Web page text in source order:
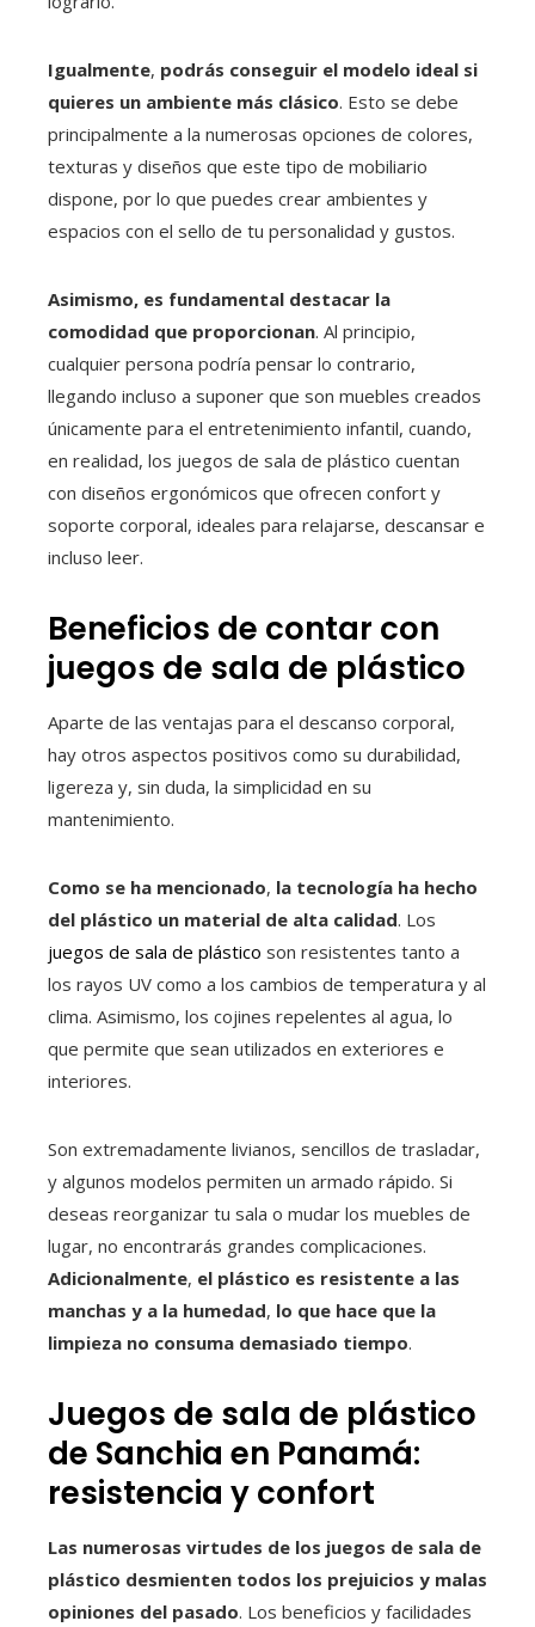
Igualmente, podrás conseguir el modelo ideal si
quieres un ambiente más clásico. Esto se debe
principalmente a la numerosas opciones de colores,
texturas y diseños que este tipo de mobiliario
dispone, por lo que puedes crear ambientes y
espacios con el sello de tu personalidad y gustos.
Asimismo, es fundamental destacar la
comodidad que proporcionan. Al principio,
cualquier persona podría pensar lo contrario,
llegando incluso a suponer que son muebles creados
únicamente para el entretenimiento infantil, cuando,
en realidad, los juegos de sala de plástico cuentan
con diseños ergonómicos que ofrecen confort y
soporte corporal, ideales para relajarse, descansar e
incluso leer.
Beneficios de contar con
juegos de sala de plástico
Aparte de las ventajas para el descanso corporal,
hay otros aspectos positivos como su durabilidad,
ligereza y, sin duda, la simplicidad en su
mantenimiento.
Como se ha mencionado, la tecnología ha hecho
del plástico un material de alta calidad. Los
juegos de sala de plástico son resistentes tanto a
los rayos UV como a los cambios de temperatura y al
clima. Asimismo, los cojines repelentes al agua, lo
que permite que sean utilizados en exteriores e
interiores.
Son extremadamente livianos, sencillos de trasladar,
y algunos modelos permiten un armado rápido. Si
deseas reorganizar tu sala o mudar los muebles de
lugar, no encontrarás grandes complicaciones.
Adicionalmente, el plástico es resistente a las
manchas y a la humedad, lo que hace que la
limpieza no consuma demasiado tiempo.
Juegos de sala de plástico
de Sanchia en Panamá:
resistencia y confort
Las numerosas virtudes de los juegos de sala de
plástico desmienten todos los prejuicios y malas
opiniones del pasado. Los beneficios y facilidades